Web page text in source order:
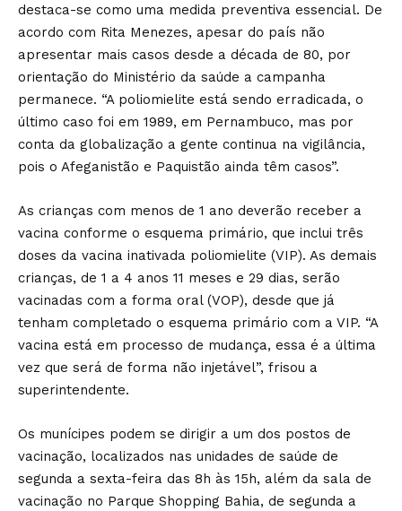
destaca-se como uma medida preventiva essencial. De
acordo com Rita Menezes, apesar do país não
apresentar mais casos desde a década de 80, por
orientação do Ministério da saúde a campanha
permanece. “A poliomielite está sendo erradicada, o
último caso foi em 1989, em Pernambuco, mas por
conta da globalização a gente continua na vigilância,
pois o Afeganistão e Paquistão ainda têm casos”.
As crianças com menos de 1 ano deverão receber a
vacina conforme o esquema primário, que inclui três
doses da vacina inativada poliomielite (VIP). As demais
crianças, de 1 a 4 anos 11 meses e 29 dias, serão
vacinadas com a forma oral (VOP), desde que já
tenham completado o esquema primário com a VIP. “A
vacina está em processo de mudança, essa é a última
vez que será de forma não injetável”, frisou a
superintendente.
Os munícipes podem se dirigir a um dos postos de
vacinação, localizados nas unidades de saúde de
segunda a sexta-feira das 8h às 15h, além da sala de
vacinação no Parque Shopping Bahia, de segunda a